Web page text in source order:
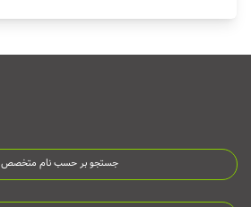
جستجو بر حسب نام متخصص